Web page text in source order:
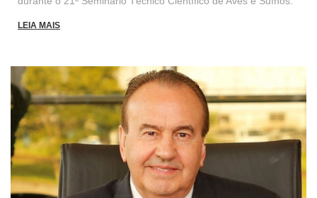
LEIA MAIS